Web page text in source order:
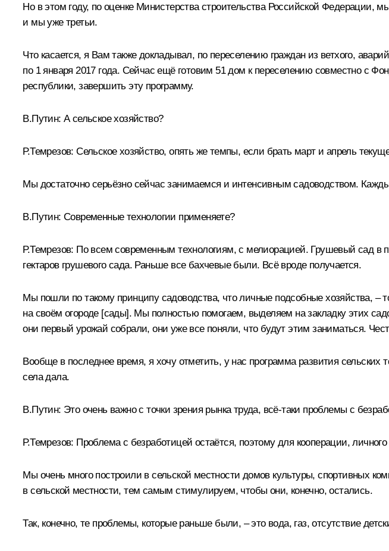
Но в этом году, по оценке Министерства строительства Российской Федерации,
и мы уже третьи.
Что касается, я Вам также докладывал, по переселению граждан из ветхого,
по 1 января 2017 года. Сейчас ещё готовим 51 дом к переселению совместно с
республики, завершить эту программу.
В.Путин: А сельское хозяйство?
Р.Темрезов: Сельское хозяйство, опять же темпы, если брать март и апрель
Мы достаточно серьёзно сейчас занимаемся и интенсивным садоводством.
В.Путин: Современные технологии применяете?
Р.Темрезов: По всем современным технологиям, с мелиорацией. Грушевый сад в
гектаров грушевого сада. Раньше все бахчевые были. Всё вроде получается.
Мы пошли по такому принципу садоводства, что личные подсобные хозяйства,
на своём огороде [сады]. Мы полностью помогаем, выделяем на закладку этих
они первый урожай собрали, они уже все поняли, что будут этим заниматься.
Вообще в последнее время, я хочу отметить, у нас программа развития
села дала.
В.Путин: Это очень важно с точки зрения рынка труда, всё-таки проблемы с
Р.Темрезов: Проблема с безработицей остаётся, поэтому для кооперации,
Мы очень много построили в сельской местности домов культуры, спортивных
в сельской местности, тем самым стимулируем, чтобы они, конечно, остались.
Так, конечно, те проблемы, которые раньше были, – это вода, газ, отсутствие